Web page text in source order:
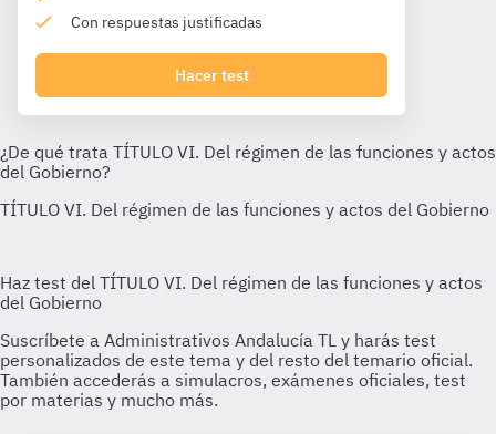
Con respuestas justificadas
Hacer test